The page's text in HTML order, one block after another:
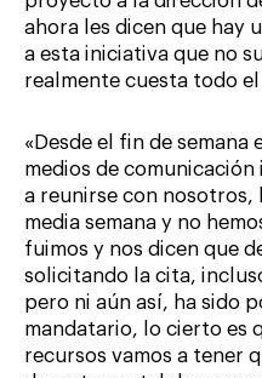
ahora les dicen que hay
a esta iniciativa que no
realmente cuesta todo
«Desde el fin de
medios de
a reunirse con nosotros,
media semana y no
fuimos y nos dicen que
solicitando la cita,
pero ni aún así, ha sido
mandatario, lo cierto es
recursos vamos a tener